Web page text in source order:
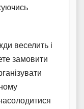
веселить і
замовити